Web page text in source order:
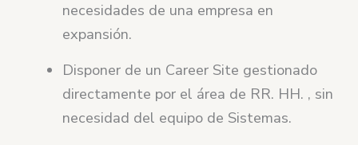
necesidades de una empresa en
expansión.
Disponer de un Career Site gestionado
directamente por el área de RR. HH. , sin
necesidad del equipo de Sistemas.